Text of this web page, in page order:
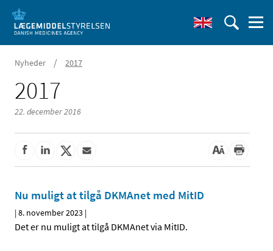
Nyheder / 2017
2017
22. december 2016
Nu muligt at tilgå DKMAnet med MitID
|8. november 2023 |
Det er nu muligt at tilgå DKMAnet via MitID.